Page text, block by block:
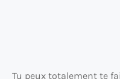
Tu peux totalement te